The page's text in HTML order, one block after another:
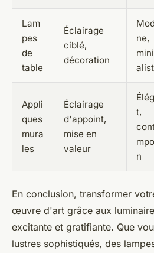
Lam
pes
de
table
Éclairage
ciblé,
décoration
ne,
Appli
ques
mura
les
Éclairage
d'appoint,
mise en
valeur
t,
n
En conclusion, transformer
œuvre d'art grâce aux
excitante et gratifiante. Que
lustres sophistiqués, des